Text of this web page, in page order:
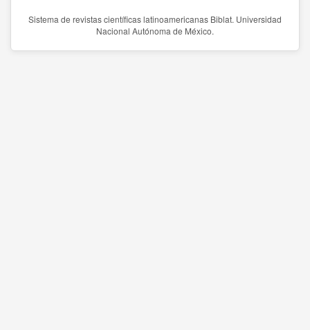
Sistema de revistas científicas latinoamericanas Biblat. Universidad
Nacional Autónoma de México.